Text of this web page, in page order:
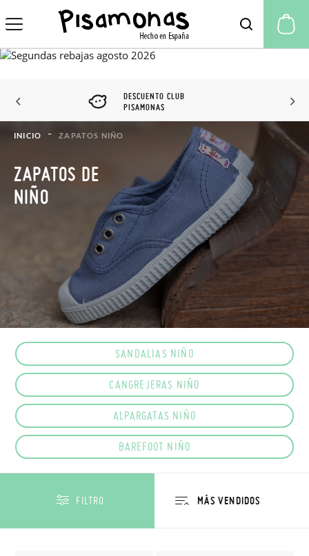
DESCUENTO CLUB
PISAMONAS
INICIO ZAPATOS NIÑO
ZAPATOS DE
NIÑO
SANDALIAS NIÑO
CANGREJERAS NIÑO
ALPARGATAS NIÑO
BAREFOOT NIÑO
FILTRO